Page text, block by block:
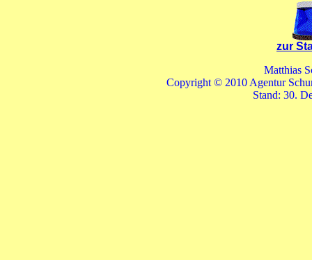
zur
Matthias
Copyright © 2010 Agentur
Stand: 30.